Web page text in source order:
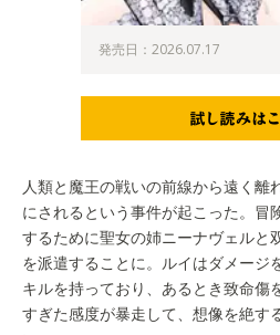
発売日：2026.07.17
人類と魔王の戦いの前線から遠く離
にされるという事件が起こった。冒
するために聖女の姉ニーナヴェルと
を派遣することに。ルイはダメージ
キルを持っており、あるとき致命傷
すぎた感度が暴走して、想像を絶す